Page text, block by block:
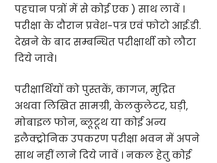
पहचान पत्रों में से कोई एक ) साथ लावें ।
परीक्षा के दौरान प्रवेश-पत्र एवं फोटो आई.डी.
देखने के बाद सम्बन्धित परीक्षार्थी को लौटा
दिये जावे।
परीक्षार्थियों को पुस्तकें, कागज, मुद्रित
अथवा लिखित सामग्री, केलकुलेटर, घड़ी,
मोबाइल फोन, ब्लूटूथ या कोई अन्य
इलैक्ट्रोनिक उपकरण परीक्षा भवन में अपने
साथ नहीं लाने दिये जावें । नकल हेतु कोई